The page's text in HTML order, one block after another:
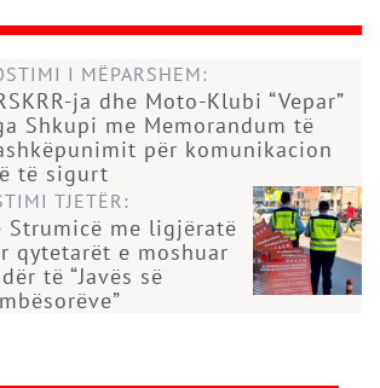
I MËPARSHEM:
ja dhe Moto-Klubi “Vepar”
Shkupi me Memorandum të
për komunikacion
të sigurt
TJETËR:
Strumicë me ligjëratë
qytetarët e moshuar
të “Javës së